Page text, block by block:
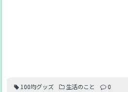
100均グッズ 生活のこと 0